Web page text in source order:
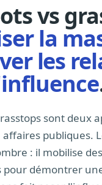
AN/Sénat transcrites
des dossiers longs
radio
analysées avant 10 h
mot-clé
tableaux de bord
vs
la
les
sont deux
publiques.
: il mobilise
pour démontrer